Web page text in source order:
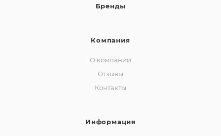
Бренды
Компания
О компании
Отзывы
Контакты
Информация